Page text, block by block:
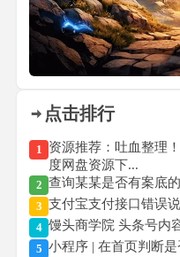
点击排行
1 资源推荐：吐血整理
度网盘资源下...
2 查询某某是否有案底
3 支付宝支付接口错误
4 馒头商学院 头条号内
5 小程序 | 在首页判断